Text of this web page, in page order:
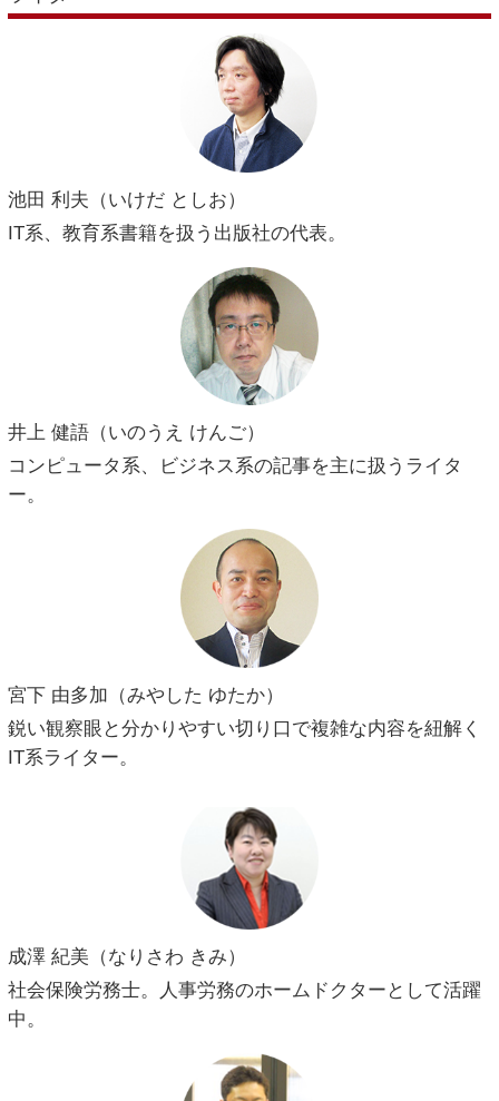
池田 利夫（いけだ としお）
IT系、教育系書籍を扱う出版社の代表。
井上 健語（いのうえ けんご）
コンピュータ系、ビジネス系の記事を主に扱うライタ
ー。
宮下 由多加（みやした ゆたか）
鋭い観察眼と分かりやすい切り口で複雑な内容を紐解く
IT系ライター。
成澤 紀美（なりさわ きみ）
社会保険労務士。人事労務のホームドクターとして活躍
中。